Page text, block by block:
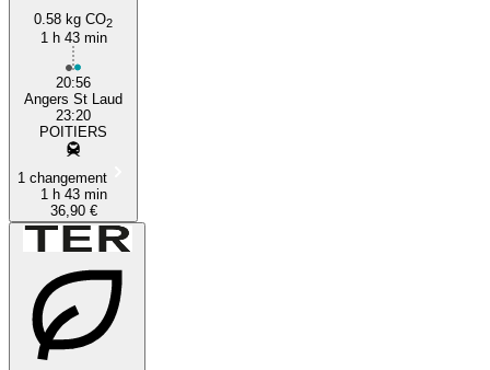
0.58 kg CO2
1 h 43 min
20:56
Angers St Laud
23:20
POITIERS
1 changement
1 h 43 min
36,90 €